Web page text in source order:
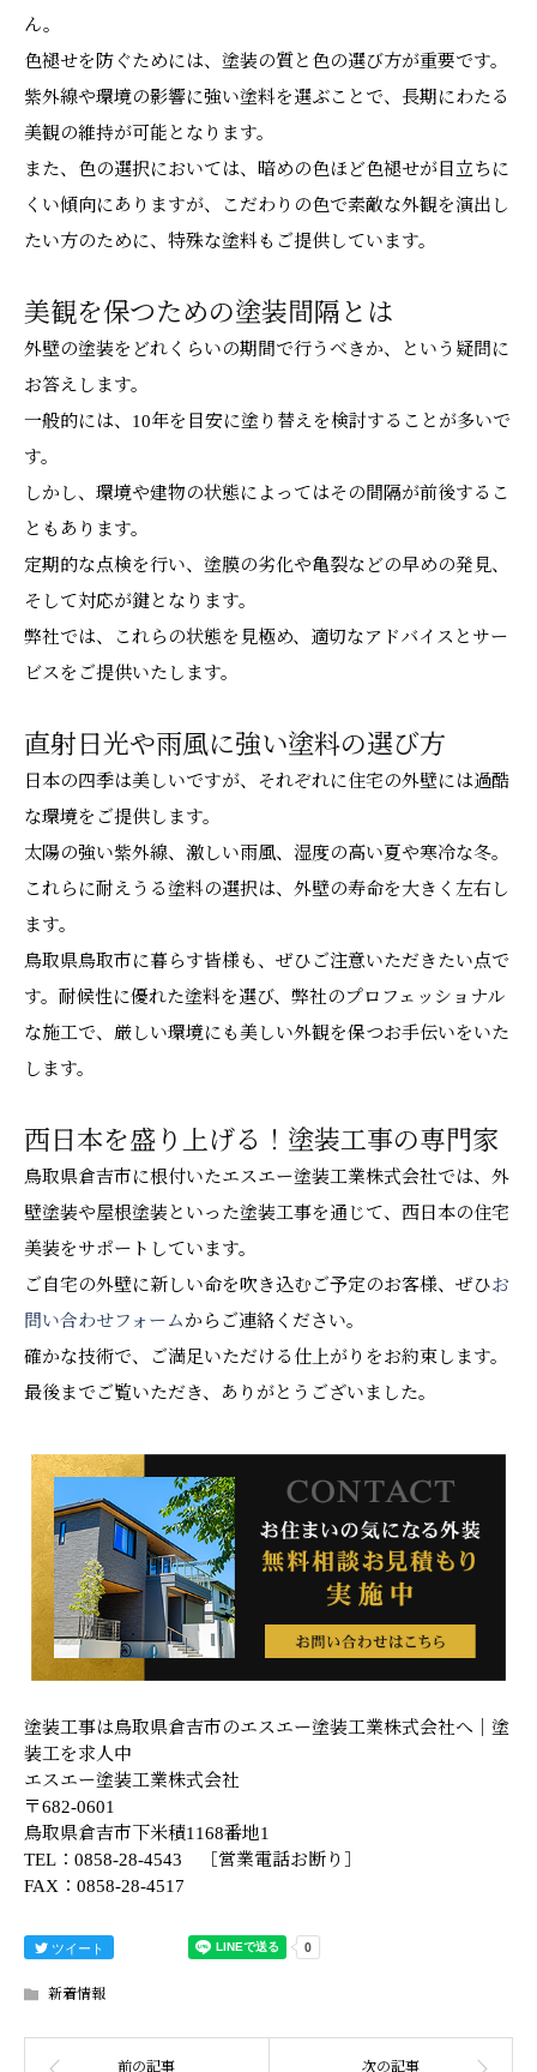
ん。
色褪せを防ぐためには、塗装の質と色の選び方が重要です。
紫外線や環境の影響に強い塗料を選ぶことで、長期にわたる
美観の維持が可能となります。
また、色の選択においては、暗めの色ほど色褪せが目立ちに
くい傾向にありますが、こだわりの色で素敵な外観を演出し
たい方のために、特殊な塗料もご提供しています。
美観を保つための塗装間隔とは
外壁の塗装をどれくらいの期間で行うべきか、という疑問に
お答えします。
一般的には、10年を目安に塗り替えを検討することが多いで
す。
しかし、環境や建物の状態によってはその間隔が前後するこ
ともあります。
定期的な点検を行い、塗膜の劣化や亀裂などの早めの発見、
そして対応が鍵となります。
弊社では、これらの状態を見極め、適切なアドバイスとサー
ビスをご提供いたします。
直射日光や雨風に強い塗料の選び方
日本の四季は美しいですが、それぞれに住宅の外壁には過酷
な環境をご提供します。
太陽の強い紫外線、激しい雨風、湿度の高い夏や寒冷な冬。
これらに耐えうる塗料の選択は、外壁の寿命を大きく左右し
ます。
鳥取県鳥取市に暮らす皆様も、ぜひご注意いただきたい点で
す。耐候性に優れた塗料を選び、弊社のプロフェッショナル
な施工で、厳しい環境にも美しい外観を保つお手伝いをいた
します。
西日本を盛り上げる！塗装工事の専門家
鳥取県倉吉市に根付いたエスエー塗装工業株式会社では、外
壁塗装や屋根塗装といった塗装工事を通じて、西日本の住宅
美装をサポートしています。
ご自宅の外壁に新しい命を吹き込むご予定のお客様、ぜひお
問い合わせフォームからご連絡ください。
確かな技術で、ご満足いただける仕上がりをお約束します。
最後までご覧いただき、ありがとうございました。
塗装工事は鳥取県倉吉市のエスエー塗装工業株式会社へ｜塗
装工を求人中
エスエー塗装工業株式会社
〒682-0601
鳥取県倉吉市下米積1168番地1
TEL：0858-28-4543 ［営業電話お断り］
FAX：0858-28-4517
ツイート
新着情報